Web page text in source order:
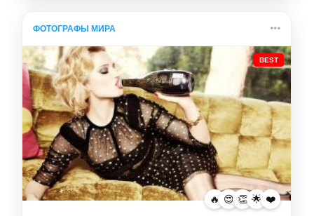
ФОТОГРАФЫ МИРА
BEST
🔥 😍 👏 🌟 ❤️